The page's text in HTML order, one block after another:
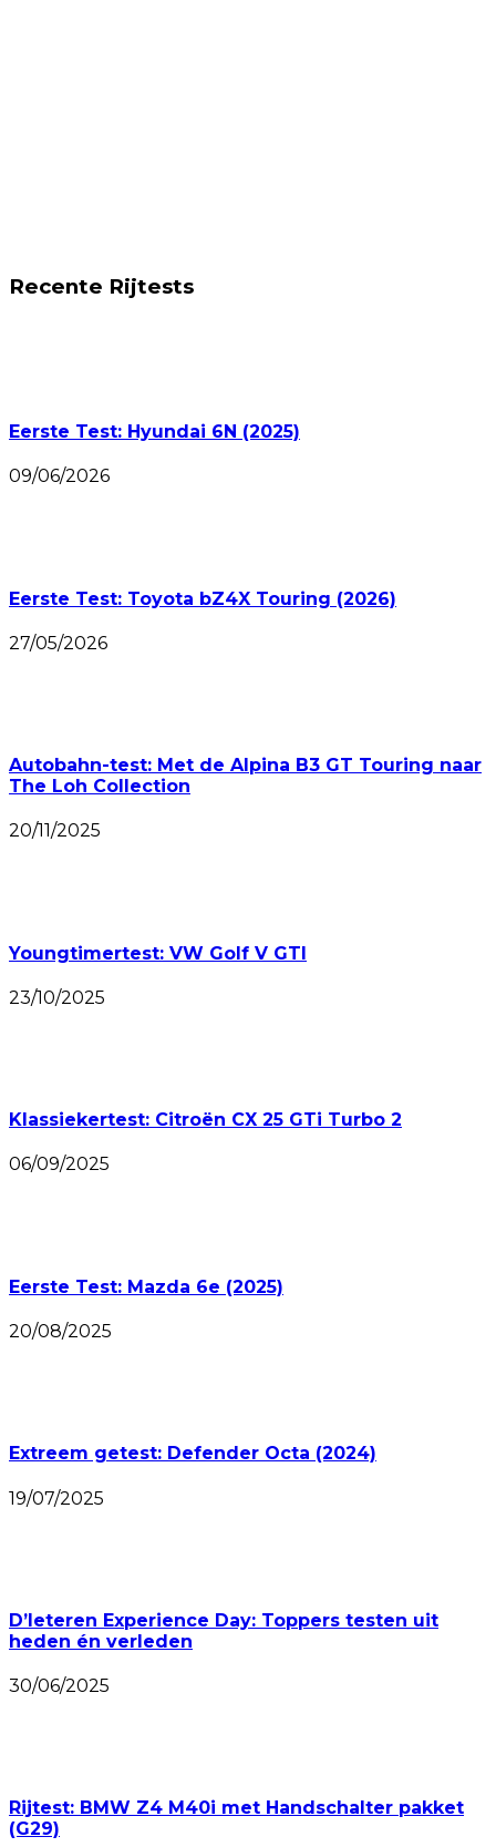
Recente Rijtests
Eerste Test: Hyundai 6N (2025)
09/06/2026
Eerste Test: Toyota bZ4X Touring (2026)
27/05/2026
Autobahn-test: Met de Alpina B3 GT Touring naar
The Loh Collection
20/11/2025
Youngtimertest: VW Golf V GTI
23/10/2025
Klassiekertest: Citroën CX 25 GTi Turbo 2
06/09/2025
Eerste Test: Mazda 6e (2025)
20/08/2025
Extreem getest: Defender Octa (2024)
19/07/2025
D’Ieteren Experience Day: Toppers testen uit
heden én verleden
30/06/2025
Rijtest: BMW Z4 M40i met Handschalter pakket
(G29)